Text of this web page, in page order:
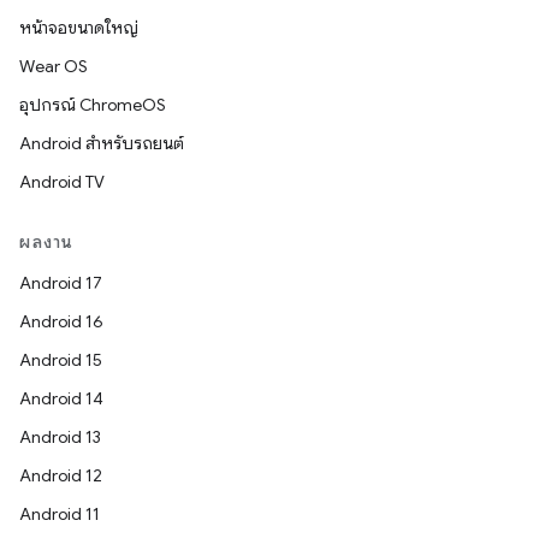
หน้าจอขนาดใหญ่
Wear OS
อุปกรณ์ ChromeOS
Android สำหรับรถยนต์
Android TV
ผลงาน
Android 17
Android 16
Android 15
Android 14
Android 13
Android 12
Android 11